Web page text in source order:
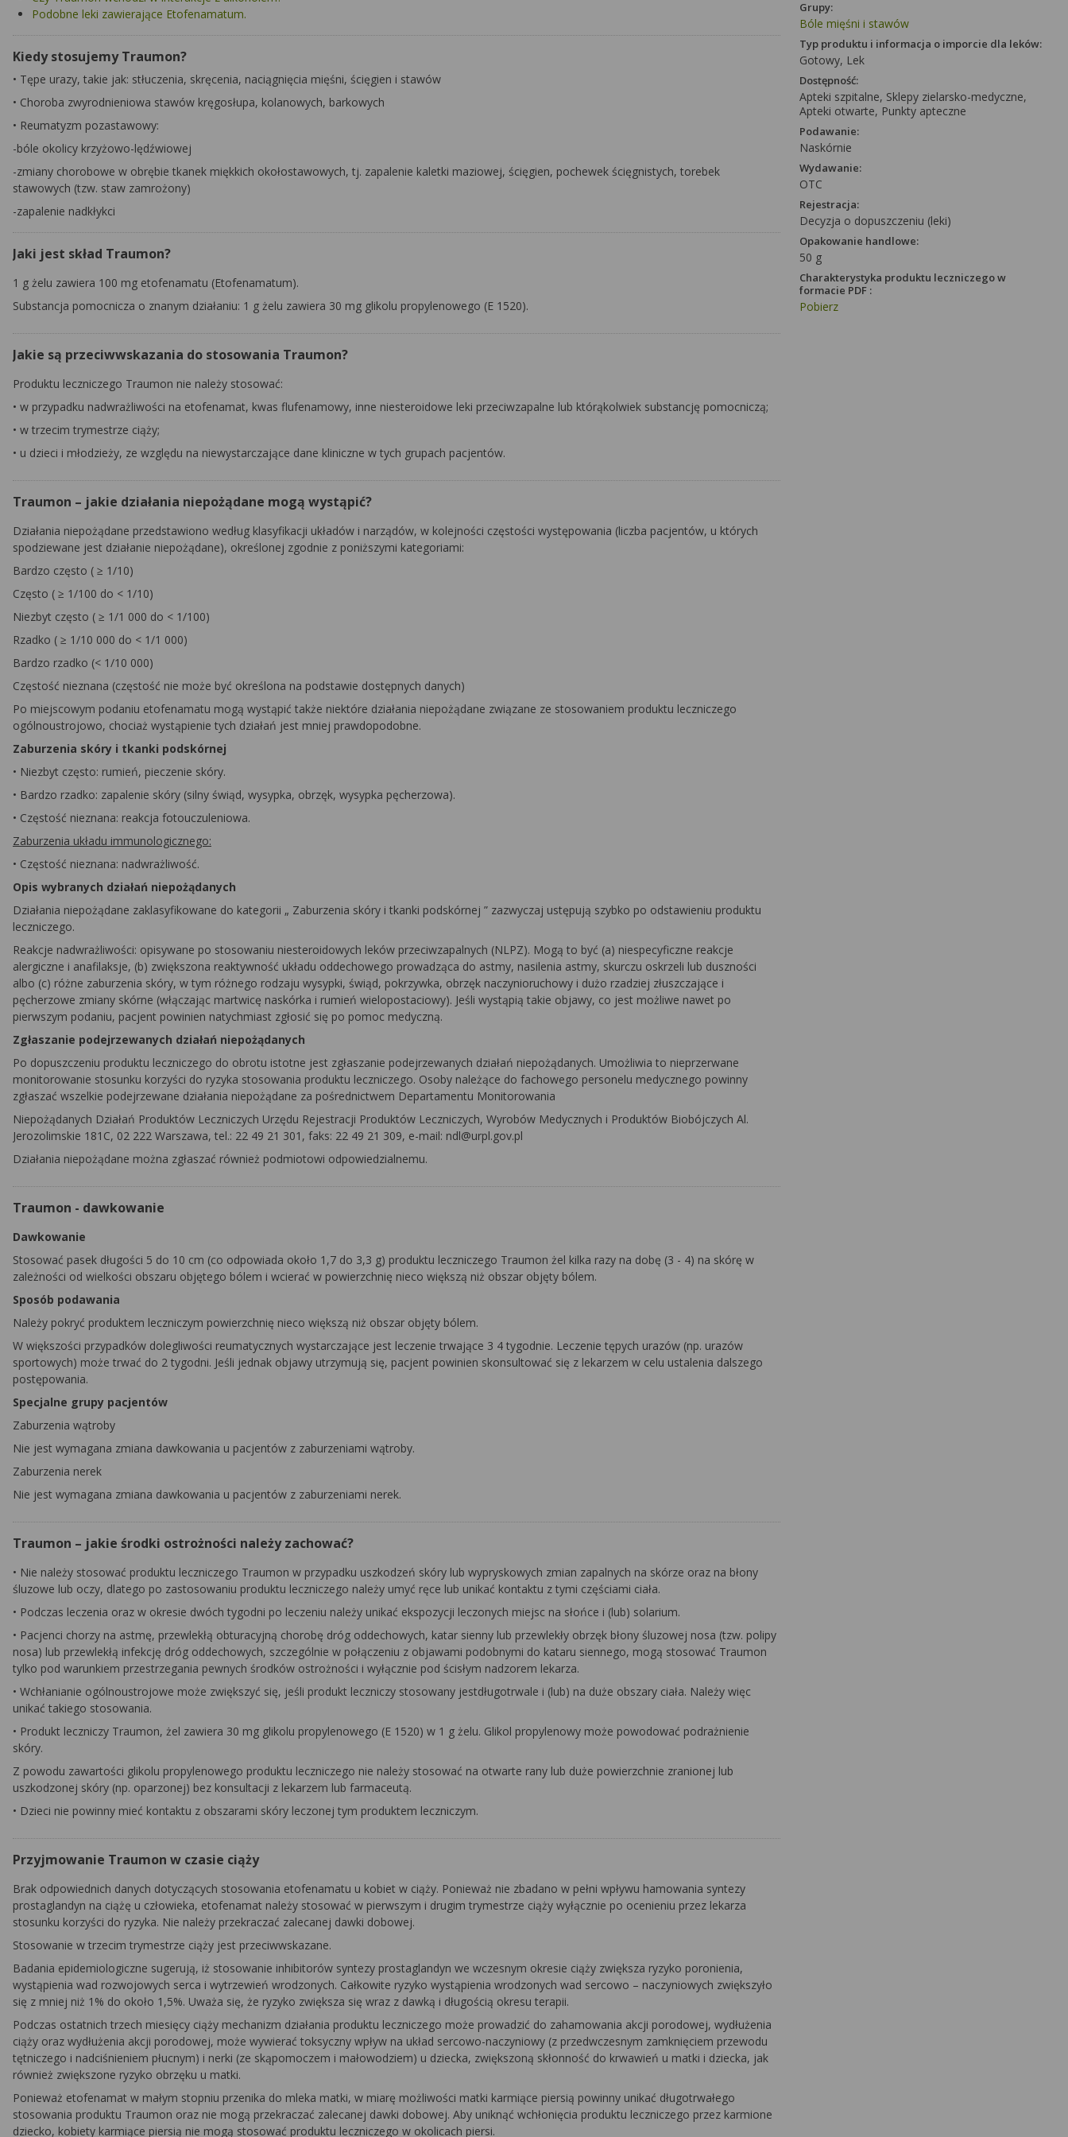
Podobne leki zawierające Etofenamatum.
Kiedy stosujemy Traumon?
• Tępe urazy, takie jak: stłuczenia, skręcenia, naciągnięcia mięśni, ścięgien i stawów
• Choroba zwyrodnieniowa stawów kręgosłupa, kolanowych, barkowych
• Reumatyzm pozastawowy:
-bóle okolicy krzyżowo-lędźwiowej
-zmiany chorobowe w obrębie tkanek miękkich okołostawowych, tj. zapalenie kaletki maziowej, ścięgien, pochewek ścięgnistych, torebek
stawowych (tzw. staw zamrożony)
-zapalenie nadkłykci
Jaki jest skład Traumon?
1 g żelu zawiera 100 mg etofenamatu (Etofenamatum).
Substancja pomocnicza o znanym działaniu: 1 g żelu zawiera 30 mg glikolu propylenowego (E 1520).
Jakie są przeciwwskazania do stosowania Traumon?
Produktu leczniczego Traumon nie należy stosować:
• w przypadku nadwrażliwości na etofenamat, kwas flufenamowy, inne niesteroidowe leki przeciwzapalne lub którąkolwiek substancję pomocniczą;
• w trzecim trymestrze ciąży;
• u dzieci i młodzieży, ze względu na niewystarczające dane kliniczne w tych grupach pacjentów.
Traumon – jakie działania niepożądane mogą wystąpić?
Działania niepożądane przedstawiono według klasyfikacji układów i narządów, w kolejności częstości występowania (liczba pacjentów, u których
spodziewane jest działanie niepożądane), określonej zgodnie z poniższymi kategoriami:
Bardzo często ( ≥ 1/10)
Często ( ≥ 1/100 do < 1/10)
Niezbyt często ( ≥ 1/1 000 do < 1/100)
Rzadko ( ≥ 1/10 000 do < 1/1 000)
Bardzo rzadko (< 1/10 000)
Częstość nieznana (częstość nie może być określona na podstawie dostępnych danych)
Po miejscowym podaniu etofenamatu mogą wystąpić także niektóre działania niepożądane związane ze stosowaniem produktu leczniczego
ogólnoustrojowo, chociaż wystąpienie tych działań jest mniej prawdopodobne.
Zaburzenia skóry i tkanki podskórnej
• Niezbyt często: rumień, pieczenie skóry.
• Bardzo rzadko: zapalenie skóry (silny świąd, wysypka, obrzęk, wysypka pęcherzowa).
• Częstość nieznana: reakcja fotouczuleniowa.
Zaburzenia układu immunologicznego:
• Częstość nieznana: nadwrażliwość.
Opis wybranych działań niepożądanych
Działania niepożądane zaklasyfikowane do kategorii „ Zaburzenia skóry i tkanki podskórnej ” zazwyczaj ustępują szybko po odstawieniu produktu
leczniczego.
Reakcje nadwrażliwości: opisywane po stosowaniu niesteroidowych leków przeciwzapalnych (NLPZ). Mogą to być (a) niespecyficzne reakcje
alergiczne i anafilaksje, (b) zwiększona reaktywność układu oddechowego prowadząca do astmy, nasilenia astmy, skurczu oskrzeli lub duszności
albo (c) różne zaburzenia skóry, w tym różnego rodzaju wysypki, świąd, pokrzywka, obrzęk naczynioruchowy i dużo rzadziej złuszczające i
pęcherzowe zmiany skórne (włączając martwicę naskórka i rumień wielopostaciowy). Jeśli wystąpią takie objawy, co jest możliwe nawet po
pierwszym podaniu, pacjent powinien natychmiast zgłosić się po pomoc medyczną.
Zgłaszanie podejrzewanych działań niepożądanych
Po dopuszczeniu produktu leczniczego do obrotu istotne jest zgłaszanie podejrzewanych działań niepożądanych. Umożliwia to nieprzerwane
monitorowanie stosunku korzyści do ryzyka stosowania produktu leczniczego. Osoby należące do fachowego personelu medycznego powinny
zgłaszać wszelkie podejrzewane działania niepożądane za pośrednictwem Departamentu Monitorowania
Niepożądanych Działań Produktów Leczniczych Urzędu Rejestracji Produktów Leczniczych, Wyrobów Medycznych i Produktów Biobójczych Al.
Jerozolimskie 181C, 02 222 Warszawa, tel.: 22 49 21 301, faks: 22 49 21 309, e-mail: ndl@urpl.gov.pl
Działania niepożądane można zgłaszać również podmiotowi odpowiedzialnemu.
Traumon - dawkowanie
Dawkowanie
Stosować pasek długości 5 do 10 cm (co odpowiada około 1,7 do 3,3 g) produktu leczniczego Traumon żel kilka razy na dobę (3 - 4) na skórę w
zależności od wielkości obszaru objętego bólem i wcierać w powierzchnię nieco większą niż obszar objęty bólem.
Sposób podawania
Należy pokryć produktem leczniczym powierzchnię nieco większą niż obszar objęty bólem.
W większości przypadków dolegliwości reumatycznych wystarczające jest leczenie trwające 3 4 tygodnie. Leczenie tępych urazów (np. urazów
sportowych) może trwać do 2 tygodni. Jeśli jednak objawy utrzymują się, pacjent powinien skonsultować się z lekarzem w celu ustalenia dalszego
postępowania.
Specjalne grupy pacjentów
Zaburzenia wątroby
Nie jest wymagana zmiana dawkowania u pacjentów z zaburzeniami wątroby.
Zaburzenia nerek
Nie jest wymagana zmiana dawkowania u pacjentów z zaburzeniami nerek.
Traumon – jakie środki ostrożności należy zachować?
• Nie należy stosować produktu leczniczego Traumon w przypadku uszkodzeń skóry lub wypryskowych zmian zapalnych na skórze oraz na błony
śluzowe lub oczy, dlatego po zastosowaniu produktu leczniczego należy umyć ręce lub unikać kontaktu z tymi częściami ciała.
• Podczas leczenia oraz w okresie dwóch tygodni po leczeniu należy unikać ekspozycji leczonych miejsc na słońce i (lub) solarium.
• Pacjenci chorzy na astmę, przewlekłą obturacyjną chorobę dróg oddechowych, katar sienny lub przewlekły obrzęk błony śluzowej nosa (tzw. polipy
nosa) lub przewlekłą infekcję dróg oddechowych, szczególnie w połączeniu z objawami podobnymi do kataru siennego, mogą stosować Traumon
tylko pod warunkiem przestrzegania pewnych środków ostrożności i wyłącznie pod ścisłym nadzorem lekarza.
• Wchłanianie ogólnoustrojowe może zwiększyć się, jeśli produkt leczniczy stosowany jestdługotrwale i (lub) na duże obszary ciała. Należy więc
unikać takiego stosowania.
• Produkt leczniczy Traumon, żel zawiera 30 mg glikolu propylenowego (E 1520) w 1 g żelu. Glikol propylenowy może powodować podrażnienie
skóry.
Z powodu zawartości glikolu propylenowego produktu leczniczego nie należy stosować na otwarte rany lub duże powierzchnie zranionej lub
uszkodzonej skóry (np. oparzonej) bez konsultacji z lekarzem lub farmaceutą.
• Dzieci nie powinny mieć kontaktu z obszarami skóry leczonej tym produktem leczniczym.
Przyjmowanie Traumon w czasie ciąży
Brak odpowiednich danych dotyczących stosowania etofenamatu u kobiet w ciąży. Ponieważ nie zbadano w pełni wpływu hamowania syntezy
prostaglandyn na ciążę u człowieka, etofenamat należy stosować w pierwszym i drugim trymestrze ciąży wyłącznie po ocenieniu przez lekarza
stosunku korzyści do ryzyka. Nie należy przekraczać zalecanej dawki dobowej.
Stosowanie w trzecim trymestrze ciąży jest przeciwwskazane.
Badania epidemiologiczne sugerują, iż stosowanie inhibitorów syntezy prostaglandyn we wczesnym okresie ciąży zwiększa ryzyko poronienia,
wystąpienia wad rozwojowych serca i wytrzewień wrodzonych. Całkowite ryzyko wystąpienia wrodzonych wad sercowo – naczyniowych zwiększyło
się z mniej niż 1% do około 1,5%. Uważa się, że ryzyko zwiększa się wraz z dawką i długością okresu terapii.
Podczas ostatnich trzech miesięcy ciąży mechanizm działania produktu leczniczego może prowadzić do zahamowania akcji porodowej, wydłużenia
ciąży oraz wydłużenia akcji porodowej, może wywierać toksyczny wpływ na układ sercowo-naczyniowy (z przedwczesnym zamknięciem przewodu
tętniczego i nadciśnieniem płucnym) i nerki (ze skąpomoczem i małowodziem) u dziecka, zwiększoną skłonność do krwawień u matki i dziecka, jak
również zwiększone ryzyko obrzęku u matki.
Ponieważ etofenamat w małym stopniu przenika do mleka matki, w miarę możliwości matki karmiące piersią powinny unikać długotrwałego
stosowania produktu Traumon oraz nie mogą przekraczać zalecanej dawki dobowej. Aby uniknąć wchłonięcia produktu leczniczego przez karmione
dziecko, kobiety karmiące piersią nie mogą stosować produktu leczniczego w okolicach piersi.
Grupy:
Bóle mięśni i stawów
Typ produktu i informacja o imporcie dla leków:
Gotowy, Lek
Dostępność:
Apteki szpitalne, Sklepy zielarsko-medyczne,
Apteki otwarte, Punkty apteczne
Podawanie:
Naskórnie
Wydawanie:
OTC
Rejestracja:
Decyzja o dopuszczeniu (leki)
Opakowanie handlowe:
50 g
Charakterystyka produktu leczniczego w
formacie PDF :
Pobierz